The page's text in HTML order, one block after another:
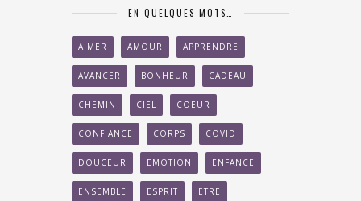
EN QUELQUES MOTS…
AIMER AMOUR APPRENDRE
AVANCER BONHEUR CADEAU
CHEMIN CIEL COEUR
CONFIANCE CORPS COVID
DOUCEUR EMOTION ENFANCE
ENSEMBLE ESPRIT ETRE